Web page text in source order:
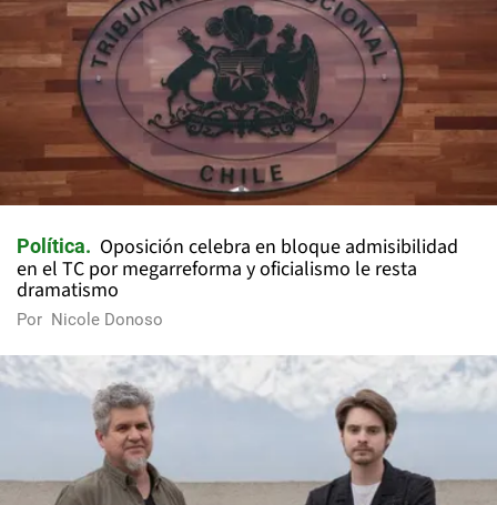
Política
Oposición celebra en bloque admisibilidad
en el TC por megarreforma y oficialismo le resta
dramatismo
Por Nicole Donoso